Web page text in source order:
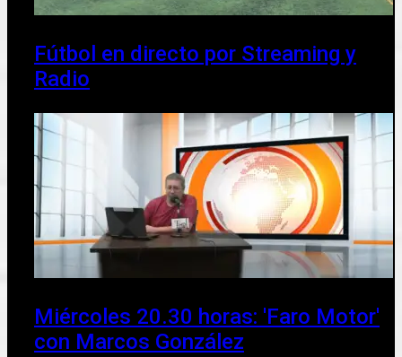
Fútbol en directo por Streaming y
Radio
Miércoles 20.30 horas: 'Faro Motor'
con Marcos González